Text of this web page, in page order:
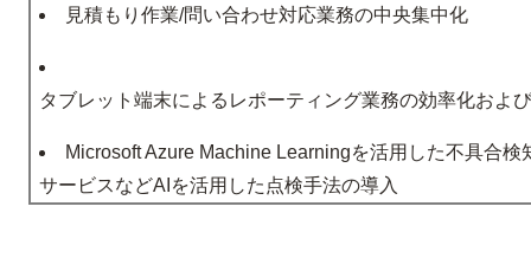
見積もり作業/問い合わせ対応業務の中央集中化
タブレット端末によるレポーティング業務の効率化およ
Microsoft Azure Machine Learningを活用した不具合検
サービスなどAIを活用した点検手法の導入